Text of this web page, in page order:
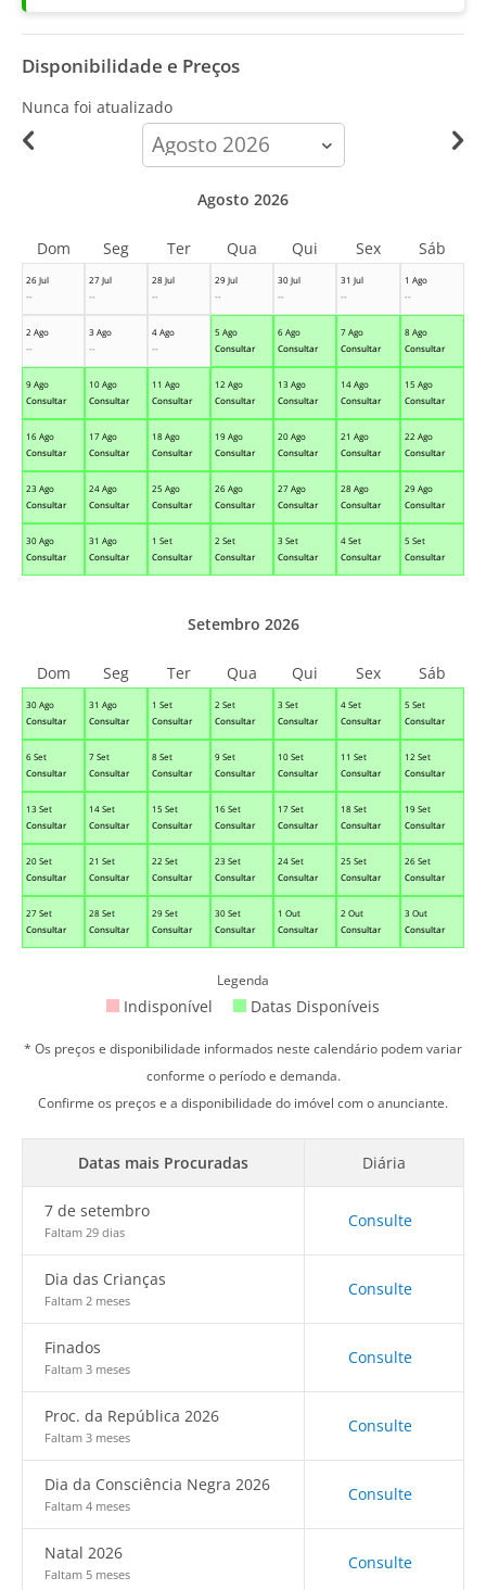
Disponibilidade e Preços
Nunca foi atualizado
calendar-
month
26 Jul
--
27 Jul
--
28 Jul
--
29 Jul
--
30 Jul
--
31 Jul
--
1 Ago
--
2 Ago
--
3 Ago
--
4 Ago
--
5 Ago
Consultar
6 Ago
Consultar
7 Ago
Consultar
8 Ago
Consultar
9 Ago
Consultar
10 Ago
Consultar
11 Ago
Consultar
12 Ago
Consultar
13 Ago
Consultar
14 Ago
Consultar
15 Ago
Consultar
16 Ago
Consultar
17 Ago
Consultar
18 Ago
Consultar
19 Ago
Consultar
20 Ago
Consultar
21 Ago
Consultar
22 Ago
Consultar
23 Ago
Consultar
24 Ago
Consultar
25 Ago
Consultar
26 Ago
Consultar
27 Ago
Consultar
28 Ago
Consultar
29 Ago
Consultar
30 Ago
Consultar
31 Ago
Consultar
1 Set
Consultar
2 Set
Consultar
3 Set
Consultar
4 Set
Consultar
5 Set
Consultar
Agosto 2026
Dom Seg Ter Qua Qui Sex Sáb
30 Ago
Consultar
31 Ago
Consultar
1 Set
Consultar
2 Set
Consultar
3 Set
Consultar
4 Set
Consultar
5 Set
Consultar
6 Set
Consultar
7 Set
Consultar
8 Set
Consultar
9 Set
Consultar
10 Set
Consultar
11 Set
Consultar
12 Set
Consultar
13 Set
Consultar
14 Set
Consultar
15 Set
Consultar
16 Set
Consultar
17 Set
Consultar
18 Set
Consultar
19 Set
Consultar
20 Set
Consultar
21 Set
Consultar
22 Set
Consultar
23 Set
Consultar
24 Set
Consultar
25 Set
Consultar
26 Set
Consultar
27 Set
Consultar
28 Set
Consultar
29 Set
Consultar
30 Set
Consultar
1 Out
Consultar
2 Out
Consultar
3 Out
Consultar
Setembro 2026
Dom Seg Ter Qua Qui Sex Sáb
Legenda
Indisponível Datas Disponíveis
* Os preços e disponibilidade informados neste calendário podem variar
conforme o período e demanda.
Confirme os preços e a disponibilidade do imóvel com o anunciante.
Datas mais Procuradas Diária
7 de setembro
Faltam 29 dias
Consulte
Dia das Crianças
Faltam 2 meses
Consulte
Finados
Faltam 3 meses
Consulte
Proc. da República 2026
Faltam 3 meses
Consulte
Dia da Consciência Negra 2026
Faltam 4 meses
Consulte
Natal 2026
Faltam 5 meses
Consulte